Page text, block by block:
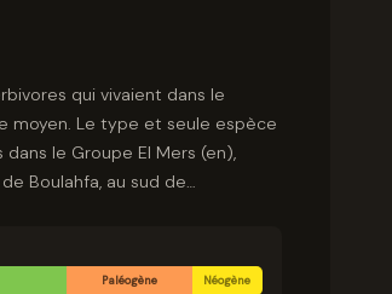
qui vivaient dans le
moyen. Le type et seule espèce
le Groupe El Mers (en),
Boulahfa, au sud de
Paléogène
Néogène